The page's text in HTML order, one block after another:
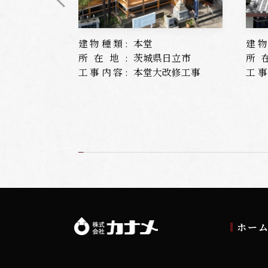
建物種類: 本堂
所在地: 茨城県日立市
工事内容: 本堂大改修工事
建
所
工
ホー